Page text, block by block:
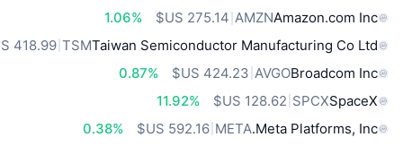
Amazon.com Inc
AMZN
1.06%
Taiwan Semiconductor Manufacturing Co Ltd
TSM
‏418.99 US$
Broadcom Inc
AVGO
0.87%
SpaceX
SPCX
11.92%
Meta Platforms, Inc.
META
‏592.16 US$
0.38%